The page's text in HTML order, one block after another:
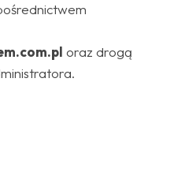
oraz drogą